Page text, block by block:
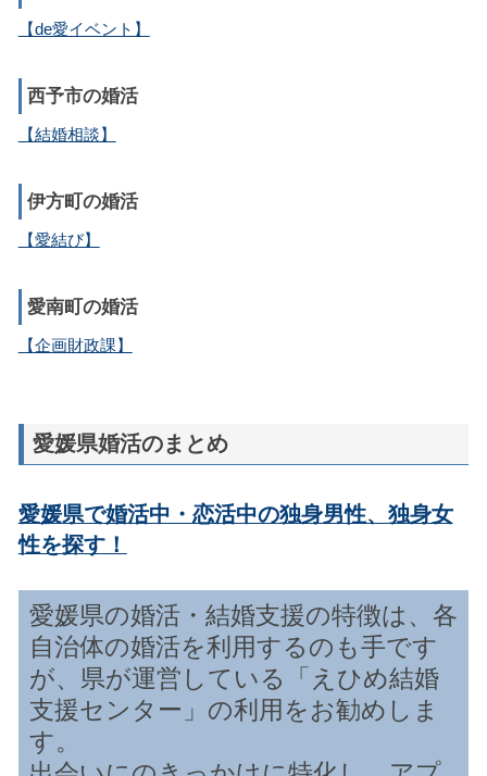
【de愛イベント】
西予市の婚活
【結婚相談】
伊方町の婚活
【愛結び】
愛南町の婚活
【企画財政課】
愛媛県婚活のまとめ
愛媛県で婚活中・恋活中の独身男性、独身女
性を探す！
愛媛県の婚活・結婚支援の特徴は、各
自治体の婚活を利用するのも手です
が、県が運営している「えひめ結婚
支援センター」の利用をお勧めしま
す。